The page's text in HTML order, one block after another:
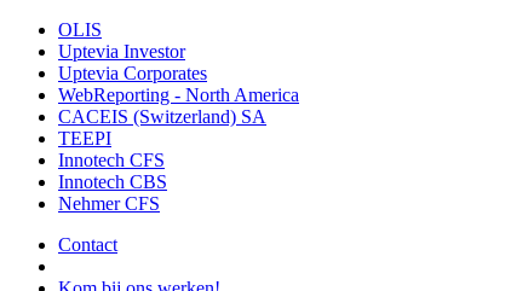
OLIS
Uptevia Investor
Uptevia Corporates
WebReporting - North America
CACEIS (Switzerland) SA
TEEPI
Innotech CFS
Innotech CBS
Nehmer CFS
Contact